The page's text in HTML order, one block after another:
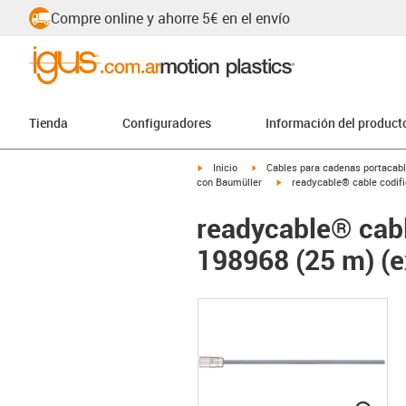
Compre online y ahorre 5€ en el envío
Tienda Configuradores Información del
igus-icon-arrow-right
Inicio igus-icon-arrow-right
Cables para cadenas
con Baumüller
igus-icon-arrow-right
readycable® cable
readycable®
198968 (25 m)